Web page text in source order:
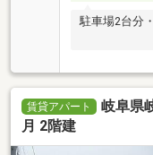
駐車場2台分
賃貸アパート
岐阜県
月 2階建